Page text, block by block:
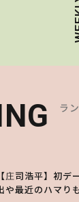
ラ
【庄司浩平】初デ
や最近のハマり
ラ
【大原優乃】夏メ
としちゃう色っ
ラ
【SNIDEL】長濱
ドな秋はじめ｜